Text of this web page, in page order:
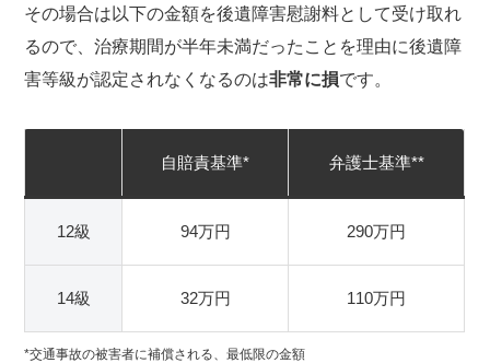
その場合は以下の金額を後遺障害慰謝料として受け取れ
るので、治療期間が半年未満だったことを理由に後遺障
害等級が認定されなくなるのは非常に損です。
自賠責基準* 弁護士基準**
12級 94万円 290万円
14級 32万円 110万円
*交通事故の被害者に補償される、最低限の金額